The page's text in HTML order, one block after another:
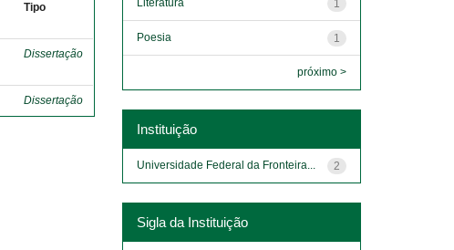
Tipo
Dissertação
Dissertação
1
1
Poesia
próximo >
Instituição
2
Universidade Federal da Fronteira...
Sigla da Instituição